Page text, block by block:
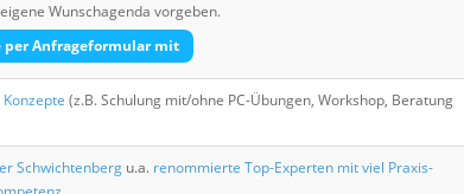
Wunschagenda vorgeben.
per Anfrageformular mit
(z.B. Schulung mit/ohne PC-Übungen, Workshop, Beratung
Schwichtenberg u.a. renommierte Top-Experten mit viel Praxis-